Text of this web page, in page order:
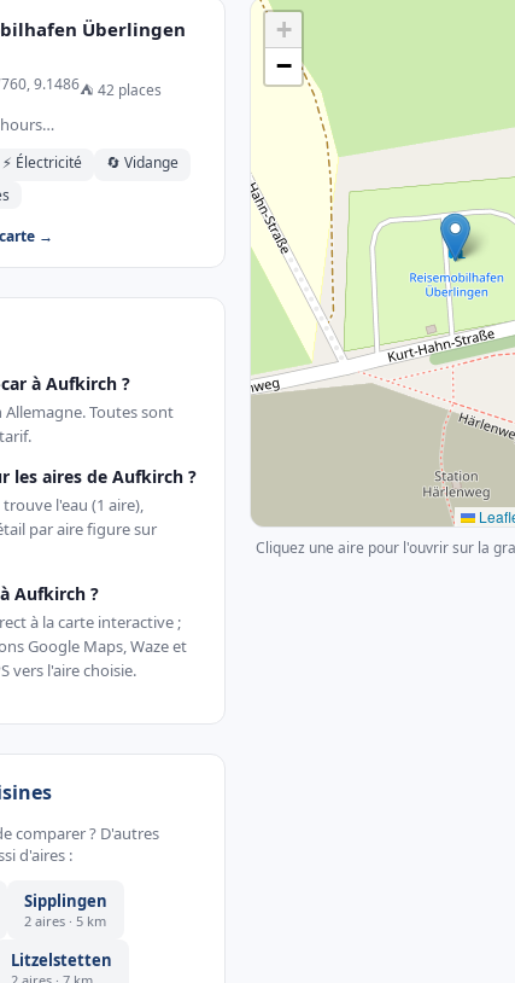
Überlingen
9.1486⛺ 42 places
hours…
⚡ Électricité
🔄 Vidange
→
à Aufkirch ?
Allemagne. Toutes sont
les aires de Aufkirch ?
l'eau (1 aire),
par aire figure sur
Aufkirch ?
à la carte interactive ;
Google Maps, Waze et
vers l'aire choisie.
comparer ? D'autres
d'aires :
Sipplingen
2 aires · 5 km
Litzelstetten
+
−
Cliquez une aire pour l'ouvrir sur la